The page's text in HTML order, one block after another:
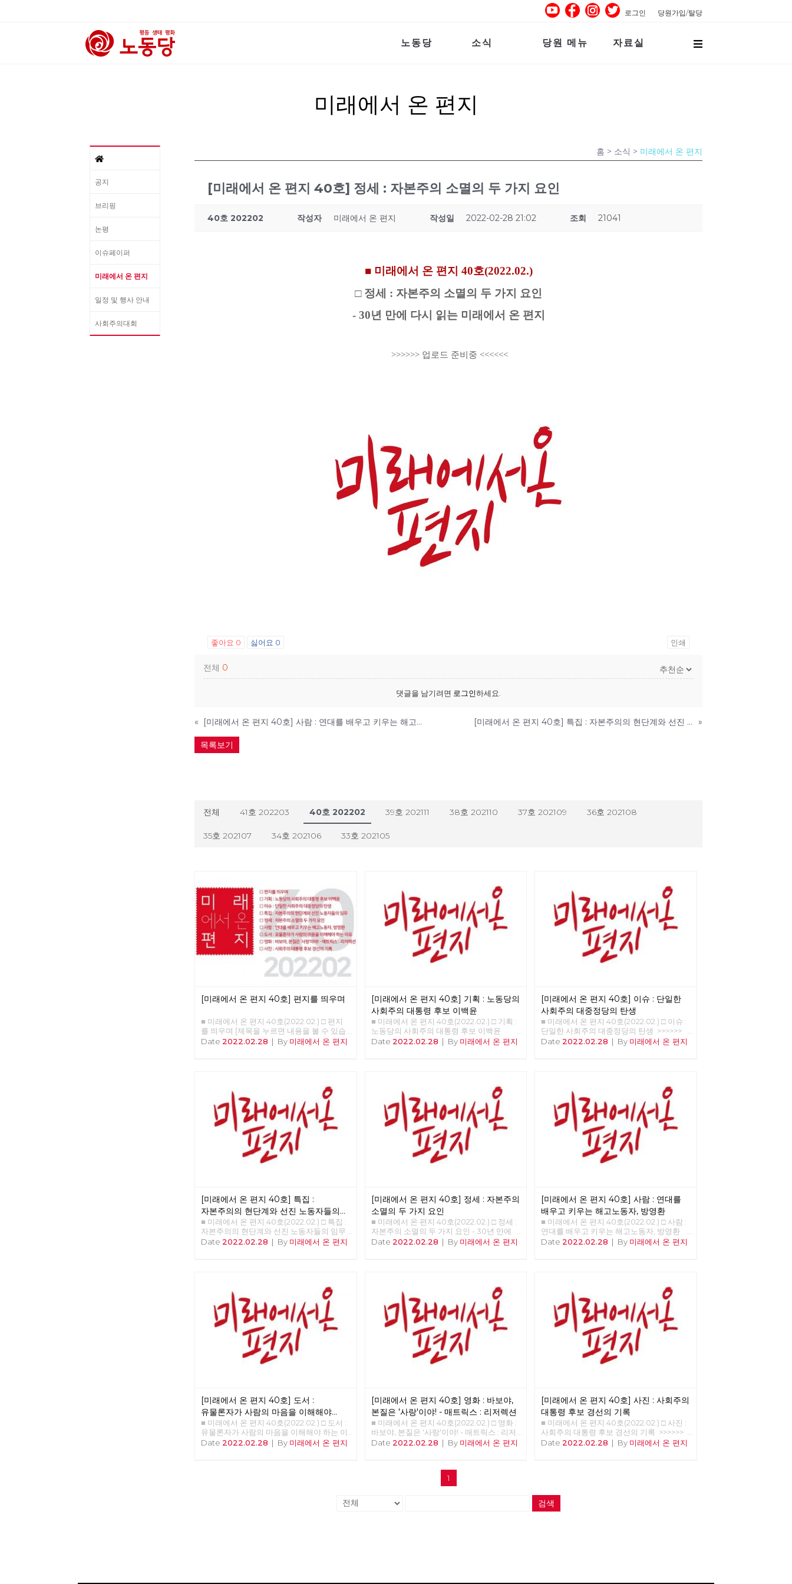
로그인 당원가입/탈당
노동당 소식 당원 메뉴 자료실
미래에서 온 편지
공지
브리핑
논평
이슈페이퍼
미래에서 온 편지
일정 및 행사 안내
사회주의대회
홈 > 소식 > 미래에서 온 편지
[미래에서 온 편지 40호] 정세 : 자본주의 소멸의 두 가지 요인
40호 202202 작성자 미래에서 온 편지 작성일 2022-02-28 21:02 조회 21041
■ 미래에서 온 편지 40호(2022.02.)
□ 정세 : 자본주의 소멸의 두 가지 요인
- 30년 만에 다시 읽는 미래에서 온 편지
>>>>>> 업로드 준비중 <<<<<<
좋아요 0 싫어요 0 인쇄
전체 0
댓글을 남기려면 로그인하세요.
« [미래에서 온 편지 40호] 사람 : 연대를 배우고 키우는 해고노동자, 방영환 [미래에서 온 편지 40호] 특집 : 자본주의의 현단계와 선진 노동자들의 임무 »
목록보기
전체 41호 202203 40호 202202 39호 202111 38호 202110 37호 202109 36호 202108
35호 202107 34호 202106 33호 202105
[미래에서 온 편지 40호] 편지를 띄우며
■ 미래에서 온 편지 40호(2022.02.) □ 편지
를 띄우며 [제목을 누르면 내용을 볼 수 있습
니다.] □ 편지를 띄우며 □ 기획 : 노동당의 사
를 배우고 키우는 해고노동자, 방영환 □ 도서
: 유물론자가 사람의 마음을 이해해야 하는
이유 □ 영화 : 바보야, 본질은 ‘사랑’이야! - 매
트릭스 : 리저렉션 □ 사진 : 사회주의 대통령
후보 경선의 기록
Date 2022.02.28 | By 미래에서 온 편지
[미래에서 온 편지 40호] 기획 : 노동당의
사회주의 대통령 후보 이백윤
■ 미래에서 온 편지 40호(2022.02.) □ 기획 :
노동당의 사회주의 대통령 후보 이백윤
>>>>>> 업로드 준비중 <<<<<<
Date 2022.02.28 | By 미래에서 온 편지
[미래에서 온 편지 40호] 이슈 : 단일한
사회주의 대중정당의 탄생
■ 미래에서 온 편지 40호(2022.02.) □ 이슈 :
단일한 사회주의 대중정당의 탄생 >>>>>>
업로드 준비중 <<<<<<
Date 2022.02.28 | By 미래에서 온 편지
[미래에서 온 편지 40호] 특집 :
자본주의의 현단계와 선진 노동자들의
임무
■ 미래에서 온 편지 40호(2022.02.) □ 특집 :
자본주의의 현단계와 선진 노동자들의 임무
>>>>>> 업로드 준비중 <<<<<<
Date 2022.02.28 | By 미래에서 온 편지
[미래에서 온 편지 40호] 정세 : 자본주의
소멸의 두 가지 요인
■ 미래에서 온 편지 40호(2022.02.) □ 정세 :
자본주의 소멸의 두 가지 요인 - 30년 만에
다시 읽는 미래에서 온 편지 >>>>>> 업로드
Date 2022.02.28 | By 미래에서 온 편지
[미래에서 온 편지 40호] 사람 : 연대를
배우고 키우는 해고노동자, 방영환
■ 미래에서 온 편지 40호(2022.02.) □ 사람 :
연대를 배우고 키우는 해고노동자, 방영환
>>>>>> 업로드 준비중 <<<<<<
Date 2022.02.28 | By 미래에서 온 편지
[미래에서 온 편지 40호] 도서 :
유물론자가 사람의 마음을 이해해야
하는 이유
■ 미래에서 온 편지 40호(2022.02.) □ 도서 :
유물론자가 사람의 마음을 이해해야 하는 이
유 >>>>>> 업로드 준비중 <<<<<<
Date 2022.02.28 | By 미래에서 온 편지
[미래에서 온 편지 40호] 영화 : 바보야,
본질은 '사랑'이야! - 매트릭스 : 리저렉션
■ 미래에서 온 편지 40호(2022.02.) □ 영화 :
바보야, 본질은 '사랑'이야! - 매트릭스 : 리저
렉션 >>>>>> 업로드 준비중 <<<<<<
Date 2022.02.28 | By 미래에서 온 편지
[미래에서 온 편지 40호] 사진 : 사회주의
대통령 후보 경선의 기록
■ 미래에서 온 편지 40호(2022.02.) □ 사진 :
사회주의 대통령 후보 경선의 기록 >>>>>>
업로드 준비중 <<<<<<
Date 2022.02.28 | By 미래에서 온 편지
1
검색